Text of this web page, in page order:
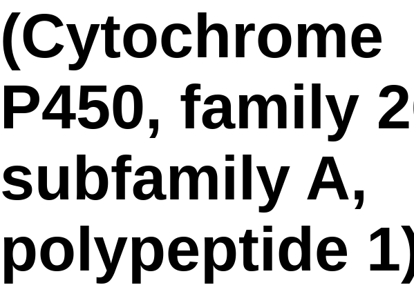
(Cytochrome
P450, family
subfamily A,
polypeptide